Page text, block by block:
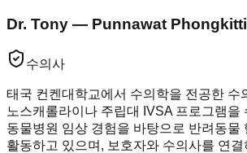
Dr. Tony — Punnawat
수의사
태국 컨켄대학교에서 수의학을 전공한 수
노스캐롤라이나 주립대 IVSA 프로그램을
동물병원 임상 경험을 바탕으로 반려동물
활동하고 있으며, 보호자와 수의사를 연